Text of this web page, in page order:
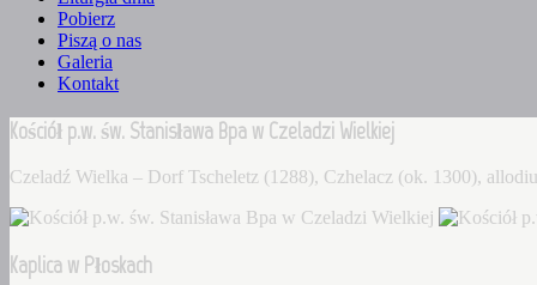
Pobierz
Piszą o nas
Galeria
Kontakt
Kościół p.w. św. Stanisława Bpa w Czeladzi Wielkiej
Czeladź Wielka – Dorf Tscheletz (1288), Czhelacz (ok. 1300),
Kaplica w Płoskach